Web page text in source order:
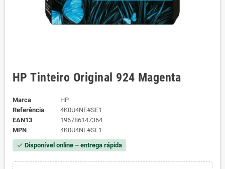
HP Tinteiro Original 924 Magenta
Marca
HP
Referência
4K0U4NE#SE1
EAN13
196786147364
MPN
4K0U4NE#SE1
check Disponível online – entrega rápida